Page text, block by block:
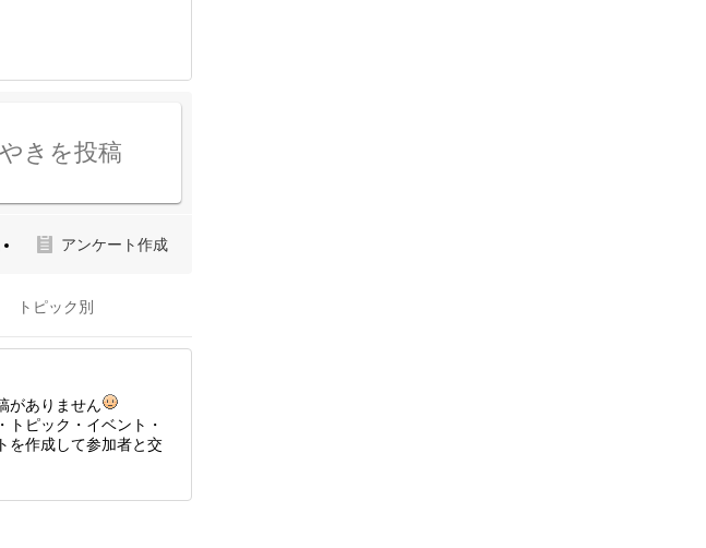
きを投稿
アンケート作成
トピック別
がありません
トピック・イベント・
を作成して参加者と交